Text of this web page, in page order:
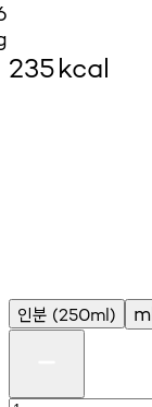
235kcal
인분 (250ml)